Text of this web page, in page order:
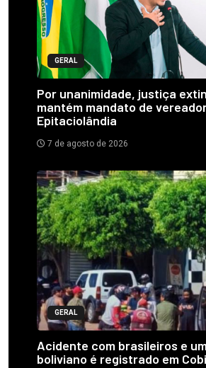
GERAL
Por unanimidade, justiça
mantém mandato de
Epitaciolândia
7 de agosto de 2026
GERAL
Acidente com brasileiros e
boliviano é registrado em